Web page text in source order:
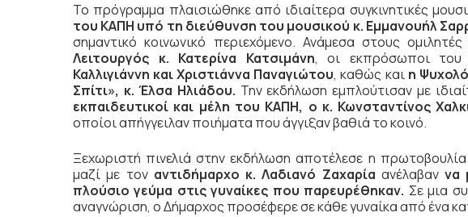
Το πρόγραμμα πλαισιώθηκε από ιδιαίτερα συγκινητικές
του ΚΑΠΗ υπό τη διεύθυνση του μουσικού κ. Εμμανουήλ
σημαντικό κοινωνικό περιεχόμενο. Ανάμεσα στους
Λειτουργός κ. Κατερίνα Κατσιμάνη, οι εκπρόσωποι του
Καλλιγιάννη και Χριστιάννα Παναγιώτου, καθώς και η
Σπίτι», κ. Έλσα Ηλιάδου. Την εκδήλωση εμπλούτισαν με
εκπαιδευτικοί και μέλη του ΚΑΠΗ, ο κ. Κωνσταντίνος
οποίοι απήγγειλαν ποιήματα που άγγιξαν βαθιά το κοινό.
Ξεχωριστή πινελιά στην εκδήλωση αποτέλεσε η
μαζί με τον αντιδήμαρχο κ. Λαδιανό Ζαχαρία ανέλαβαννα
πλούσιο γεύμα στις γυναίκες που παρευρέθηκαν. Σε μια
αναγνώριση, ο Δήμαρχος προσέφερε σε κάθε γυναίκα από ένα